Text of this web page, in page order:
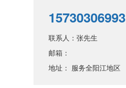
15730306993
联系人：张先生
邮箱：
地址： 服务全阳江地区